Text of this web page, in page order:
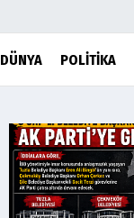
DÜNYA POLITIKA
Video Galeri
Foto Galeri
Etkinlikler